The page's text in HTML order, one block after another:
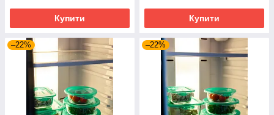
Купити Купити
–22% –22%